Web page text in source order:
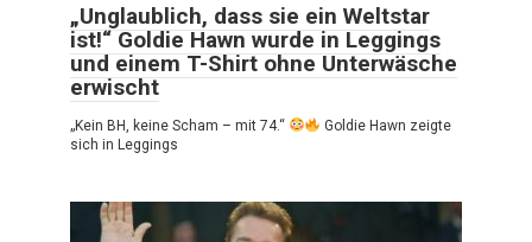
„Unglaublich, dass sie ein Weltstar
ist!“ Goldie Hawn wurde in Leggings
und einem T-Shirt ohne Unterwäsche
erwischt
„Kein BH, keine Scham – mit 74.“
Goldie Hawn zeigte
sich in Leggings